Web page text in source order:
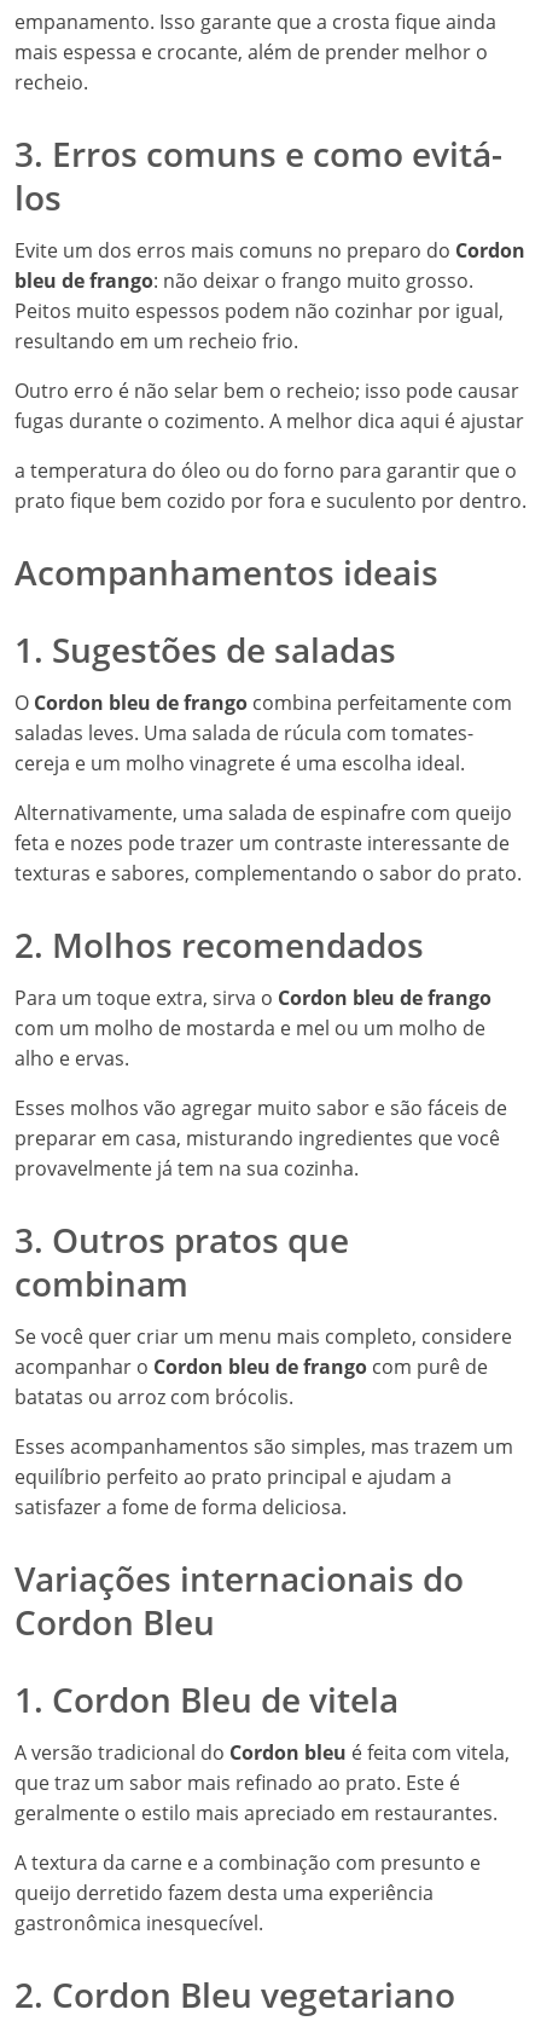
empanamento. Isso garante que a crosta fique ainda
mais espessa e crocante, além de prender melhor o
recheio.
3. Erros comuns e como evitá-
los
Evite um dos erros mais comuns no preparo do Cordon
bleu de frango: não deixar o frango muito grosso.
Peitos muito espessos podem não cozinhar por igual,
resultando em um recheio frio.
Outro erro é não selar bem o recheio; isso pode causar
fugas durante o cozimento. A melhor dica aqui é ajustar
a temperatura do óleo ou do forno para garantir que o
prato fique bem cozido por fora e suculento por dentro.
Acompanhamentos ideais
1. Sugestões de saladas
O Cordon bleu de frango combina perfeitamente com
saladas leves. Uma salada de rúcula com tomates-
cereja e um molho vinagrete é uma escolha ideal.
Alternativamente, uma salada de espinafre com queijo
feta e nozes pode trazer um contraste interessante de
texturas e sabores, complementando o sabor do prato.
2. Molhos recomendados
Para um toque extra, sirva o Cordon bleu de frango
com um molho de mostarda e mel ou um molho de
alho e ervas.
Esses molhos vão agregar muito sabor e são fáceis de
preparar em casa, misturando ingredientes que você
provavelmente já tem na sua cozinha.
3. Outros pratos que
combinam
Se você quer criar um menu mais completo, considere
acompanhar o Cordon bleu de frango com purê de
batatas ou arroz com brócolis.
Esses acompanhamentos são simples, mas trazem um
equilíbrio perfeito ao prato principal e ajudam a
satisfazer a fome de forma deliciosa.
Variações internacionais do
Cordon Bleu
1. Cordon Bleu de vitela
A versão tradicional do Cordon bleu é feita com vitela,
que traz um sabor mais refinado ao prato. Este é
geralmente o estilo mais apreciado em restaurantes.
A textura da carne e a combinação com presunto e
queijo derretido fazem desta uma experiência
gastronômica inesquecível.
2. Cordon Bleu vegetariano